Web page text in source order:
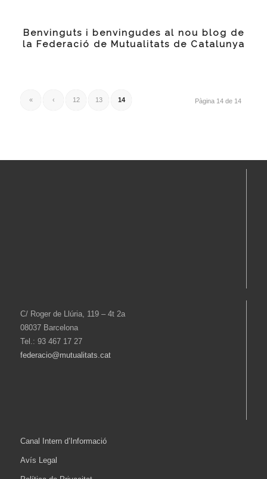
Benvinguts i benvingudes al nou blog de
la Federació de Mutualitats de Catalunya
Pàgina 14 de 14
« ‹ 12 13 14
C/ Roger de Llúria, 119 – 4t 2a
08037 Barcelona
Tel.: 93 467 17 27
federacio@mutualitats.cat
Canal Intern d’Informació
Avís Legal